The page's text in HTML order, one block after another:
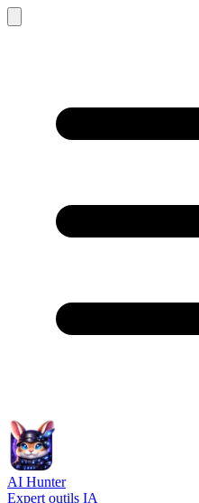
AI Hunter
Expert outils IA